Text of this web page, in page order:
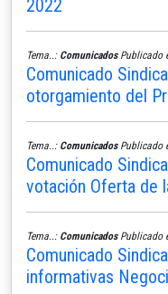
2022
Tema..: ComunicadosPublicado
Comunicado
otorgamiento del
Tema..: ComunicadosPublicado
Comunicado
votación Oferta de
Tema..: ComunicadosPublicado
Comunicado
informativas